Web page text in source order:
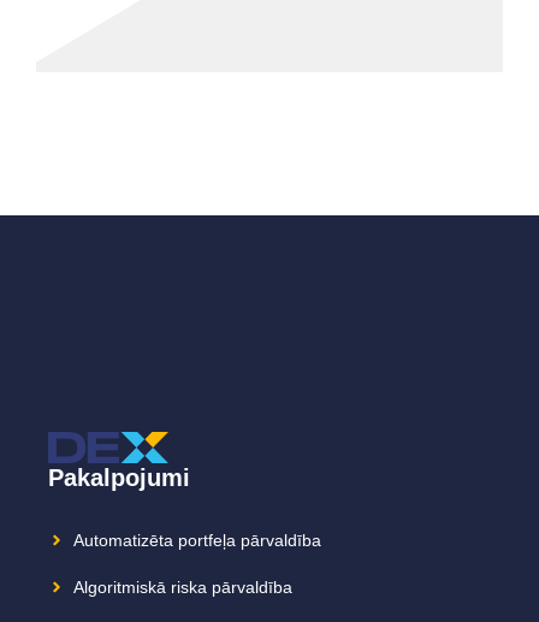
Pakalpojumi
Automatizēta portfeļa pārvaldība
Algoritmiskā riska pārvaldība